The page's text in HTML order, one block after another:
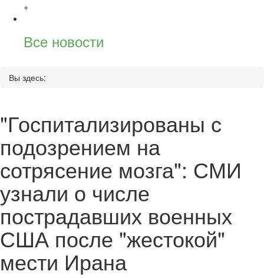
+
Все новости
Вы здесь:
"Госпитализированы с
подозрением на
сотрясение мозга": СМИ
узнали о числе
пострадавших военных
США после "жестокой"
мести Ирана